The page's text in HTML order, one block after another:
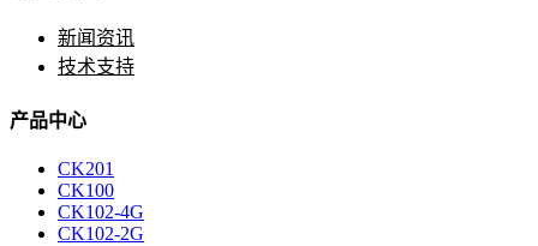
新闻资讯
技术支持
产品中心
CK201
CK100
CK102-4G
CK102-2G